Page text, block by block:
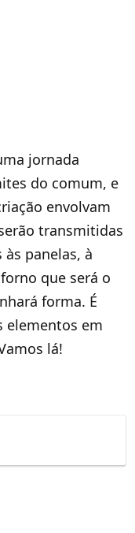
jornada
do comum, e
envolvam
transmitidas
panelas, à
que será o
forma. É
elementos em
lá!